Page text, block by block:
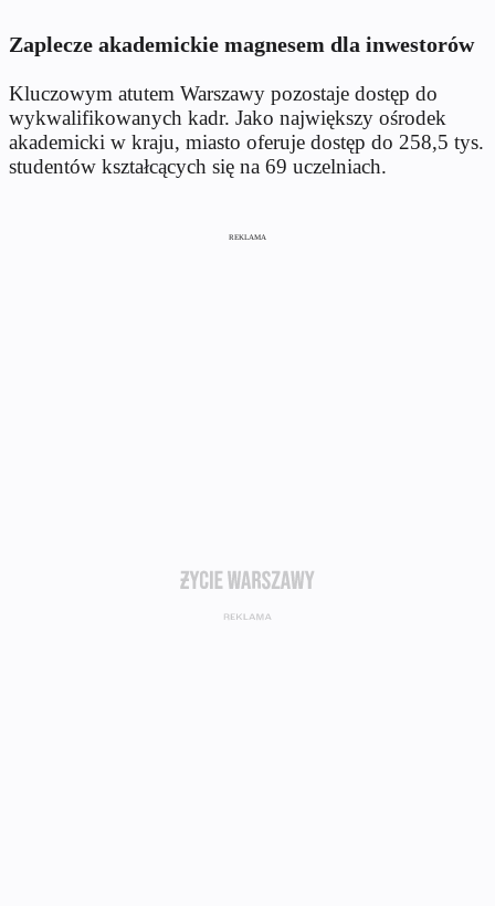
Zaplecze akademickie magnesem dla inwestorów
Kluczowym atutem Warszawy pozostaje dostęp do
wykwalifikowanych kadr. Jako największy ośrodek
akademicki w kraju, miasto oferuje dostęp do 258,5 tys.
studentów kształcących się na 69 uczelniach.
REKLAMA